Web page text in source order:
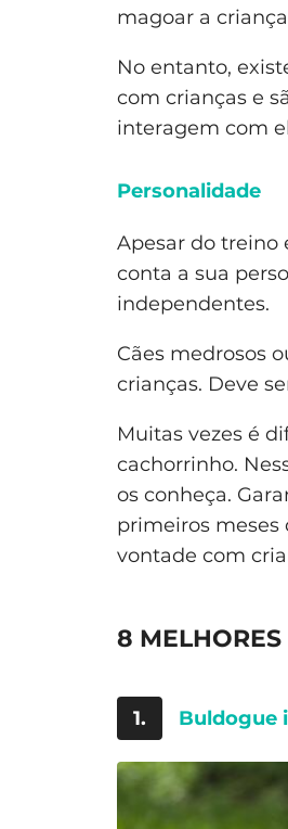
magoar a
No entanto,
com crianças e
interagem com
Personalidade
Apesar do treino
conta a sua
independentes.
Cães medrosos
crianças. Deve
Muitas vezes é
cachorrinho.
os conheça.
primeiros meses
vontade com
8
1. Buldogue